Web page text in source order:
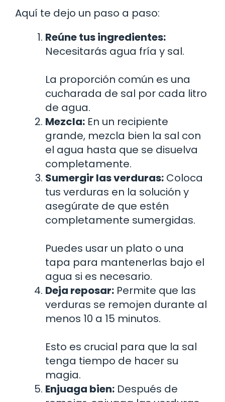
Aquí te dejo un paso a paso:
Reúne tus ingredientes:
Necesitarás agua fría y sal.
La proporción común es una
cucharada de sal por cada litro
de agua.
Mezcla: En un recipiente
grande, mezcla bien la sal con
el agua hasta que se disuelva
completamente.
Sumergir las verduras: Coloca
tus verduras en la solución y
asegúrate de que estén
completamente sumergidas.
Puedes usar un plato o una
tapa para mantenerlas bajo el
agua si es necesario.
Deja reposar: Permite que las
verduras se remojen durante al
menos 10 a 15 minutos.
Esto es crucial para que la sal
tenga tiempo de hacer su
magia.
Enjuaga bien: Después de